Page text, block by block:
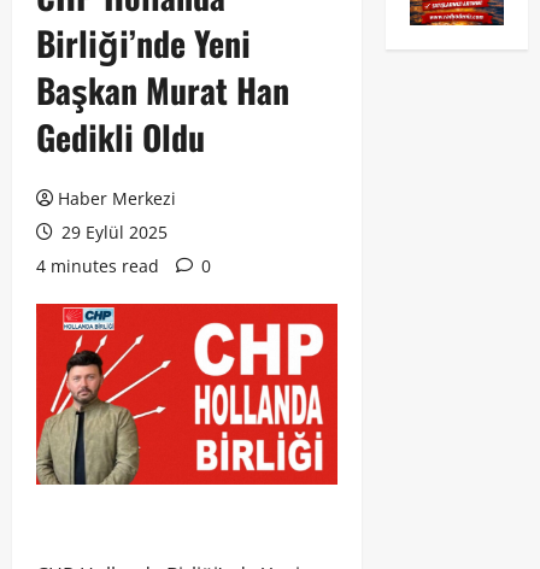
Birliği’nde Yeni
Başkan Murat Han
Gedikli Oldu
Haber Merkezi
29 Eylül 2025
4 minutes read
0